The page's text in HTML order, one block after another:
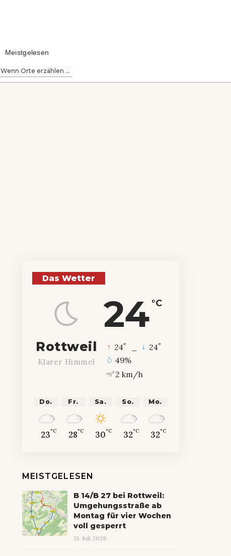
Meistgelesen
Wenn Orte erzählen ...
Das Wetter
24 °C
Rottweil
Klarer Himmel
24° 24°
49%
2 km/h
Do.
23°C
Fr.
28°C
Sa.
30°C
So.
32°C
Mo.
32°C
MEISTGELESEN
B 14/B 27 bei Rottweil:
Umgehungsstraße ab
Montag für vier Wochen
voll gesperrt
31. Juli 2026